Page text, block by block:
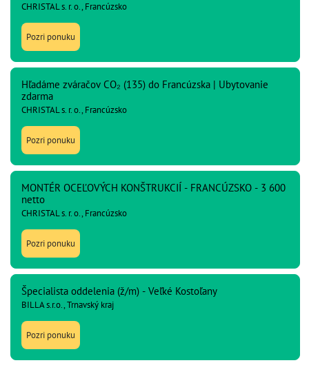
CHRISTAL s. r. o., Francúzsko
Pozri ponuku
Hľadáme zváračov CO₂ (135) do Francúzska | Ubytovanie
zdarma
CHRISTAL s. r. o., Francúzsko
Pozri ponuku
MONTÉR OCEĽOVÝCH KONŠTRUKCIÍ - FRANCÚZSKO - 3 600
netto
CHRISTAL s. r. o., Francúzsko
Pozri ponuku
Špecialista oddelenia (ž/m) - Veľké Kostoľany
BILLA s.r.o., Trnavský kraj
Pozri ponuku